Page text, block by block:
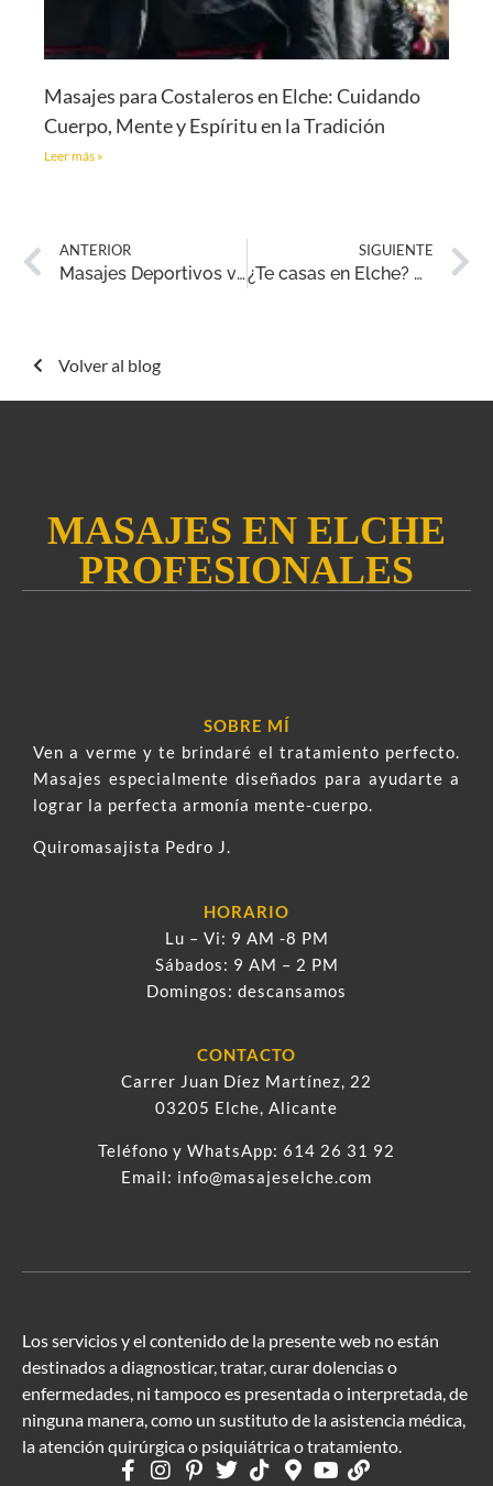
Masajes para Costaleros en Elche: Cuidando
Cuerpo, Mente y Espíritu en la Tradición
Leer más »
ANTERIOR
Masajes Deportivos vs. Masajes Terapéuticos: Explorando Diferencias y Similitudes
SIGUIENTE
¿Te casas en Elche? Un Matrimonio de Relajación: Beneficios de los Masajes para el novio
Volver al blog
MASAJES EN ELCHE
PROFESIONALES
SOBRE MÍ
Ven a verme y te brindaré el tratamiento perfecto.
Masajes especialmente diseñados para ayudarte a
lograr la perfecta armonía mente-cuerpo.
Quiromasajista Pedro J.
HORARIO
Lu – Vi: 9 AM -8 PM
Sábados: 9 AM – 2 PM
Domingos: descansamos
CONTACTO
Carrer Juan Díez Martínez, 22
03205 Elche, Alicante
Teléfono y WhatsApp: 614 26 31 92
Email: info@masajeselche.com
Los servicios y el contenido de la presente web no están
destinados a diagnosticar, tratar, curar dolencias o
enfermedades, ni tampoco es presentada o interpretada, de
ninguna manera, como un sustituto de la asistencia médica,
la atención quirúrgica o psiquiátrica o tratamiento.